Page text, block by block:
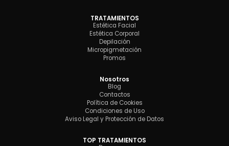
TRATAMIENTOS
Estética Facial
Estética Corporal
Depilación
Micropigmetación
Promos
Nosotros
Blog
Contactos
Política de Cookies
Condiciones de Uso
Aviso Legal y Protección de Datos
TOP TRATAMIENTOS